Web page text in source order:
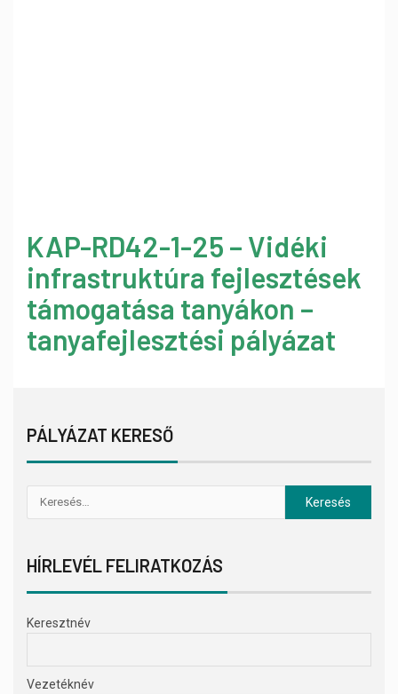
KAP-RD42-1-25 – Vidéki
infrastruktúra fejlesztések
támogatása tanyákon –
tanyafejlesztési pályázat
PÁLYÁZAT KERESŐ
HÍRLEVÉL FELIRATKOZÁS
Keresztnév
Vezetéknév